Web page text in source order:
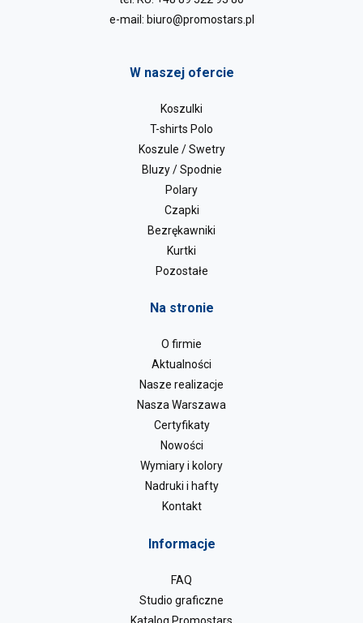
e-mail: biuro@promostars.pl
W naszej ofercie
Koszulki
T-shirts Polo
Koszule / Swetry
Bluzy / Spodnie
Polary
Czapki
Bezrękawniki
Kurtki
Pozostałe
Na stronie
O firmie
Aktualności
Nasze realizacje
Nasza Warszawa
Certyfikaty
Nowości
Wymiary i kolory
Nadruki i hafty
Kontakt
Informacje
FAQ
Studio graficzne
Katalog Promostars